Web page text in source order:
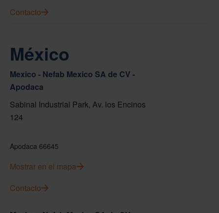
Contacto
México
Mexico - Nefab Mexico SA de CV -
Apodaca
Sabinal Industrial Park, Av. los Encinos
124
Apodaca 66645
Mostrar en el mapa
Contacto